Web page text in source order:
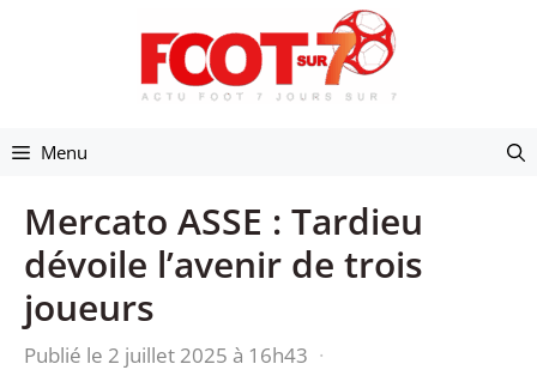
Menu
Mercato ASSE : Tardieu
dévoile l’avenir de trois
joueurs
Publié le 2 juillet 2025 à 16h43 ·